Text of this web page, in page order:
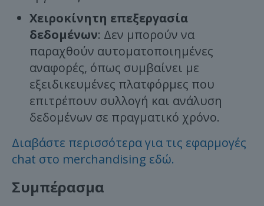
Χειροκίνητη επεξεργασία
δεδομένων: Δεν μπορούν να
παραχθούν αυτοματοποιημένες
αναφορές, όπως συμβαίνει με
εξειδικευμένες πλατφόρμες που
επιτρέπουν συλλογή και ανάλυση
δεδομένων σε πραγματικό χρόνο.
Διαβάστε περισσότερα για τις εφαρμογές
chat στο merchandising εδώ.
Συμπέρασμα